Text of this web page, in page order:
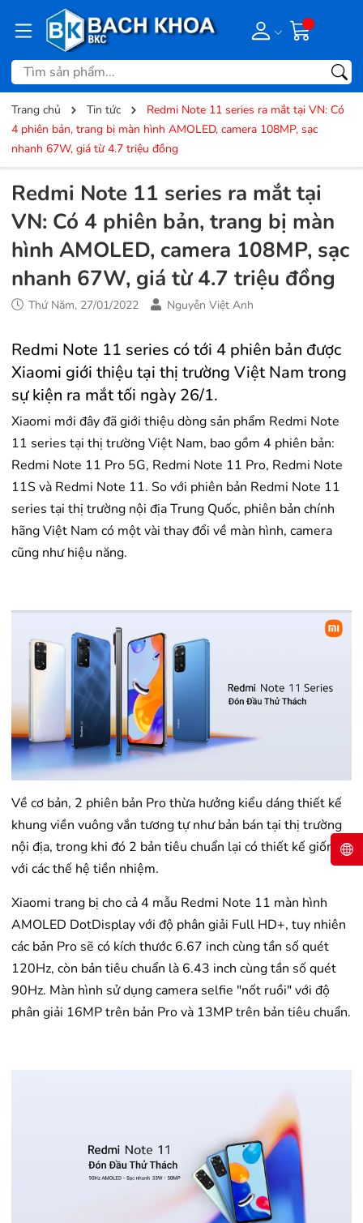
Trang chủ Tin tức
Redmi Note 11 series ra mắt tại VN: Có
4 phiên bản, trang bị màn hình AMOLED, camera 108MP, sạc
nhanh 67W, giá từ 4.7 triệu đồng
Redmi Note 11 series ra mắt tại
VN: Có 4 phiên bản, trang bị màn
hình AMOLED, camera 108MP, sạc
nhanh 67W, giá từ 4.7 triệu đồng
Thứ Năm, 27/01/2022 Nguyễn Việt Anh
Redmi Note 11 series có tới 4 phiên bản được
Xiaomi giới thiệu tại thị trường Việt Nam trong
sự kiện ra mắt tối ngày 26/1.
Xiaomi mới đây đã giới thiệu dòng sản phẩm Redmi Note
11 series tại thị trường Việt Nam, bao gồm 4 phiên bản:
Redmi Note 11 Pro 5G, Redmi Note 11 Pro, Redmi Note
11S và Redmi Note 11. So với phiên bản Redmi Note 11
series tại thị trường nội địa Trung Quốc, phiên bản chính
hãng Việt Nam có một vài thay đổi về màn hình, camera
cũng như hiệu năng.
Về cơ bản, 2 phiên bản Pro thừa hưởng kiểu dáng thiết kế
khung viền vuông vắn tương tự như bản bán tại thị trường
nội địa, trong khi đó 2 bản tiêu chuẩn lại có thiết kế giống
với các thế hệ tiền nhiệm.
Xiaomi trang bị cho cả 4 mẫu Redmi Note 11 màn hình
AMOLED DotDisplay với độ phân giải Full HD+, tuy nhiên
các bản Pro sẽ có kích thước 6.67 inch cùng tần số quét
120Hz, còn bản tiêu chuẩn là 6.43 inch cùng tần số quét
90Hz. Màn hình sử dụng camera selfie "nốt ruồi" với độ
phân giải 16MP trên bản Pro và 13MP trên bản tiêu chuẩn.